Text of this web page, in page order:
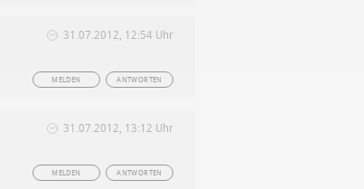
31.07.2012, 12:54 Uhr
ANTWORTEN
MELDEN
31.07.2012, 13:12 Uhr
ANTWORTEN
MELDEN